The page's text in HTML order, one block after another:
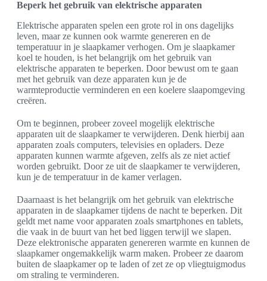
Beperk het gebruik van elektrische apparaten
Elektrische apparaten spelen een grote rol in ons dagelijks
leven, maar ze kunnen ook warmte genereren en de
temperatuur in je slaapkamer verhogen. Om je slaapkamer
koel te houden, is het belangrijk om het gebruik van
elektrische apparaten te beperken. Door bewust om te gaan
met het gebruik van deze apparaten kun je de
warmteproductie verminderen en een koelere slaapomgeving
creëren.
Om te beginnen, probeer zoveel mogelijk elektrische
apparaten uit de slaapkamer te verwijderen. Denk hierbij aan
apparaten zoals computers, televisies en opladers. Deze
apparaten kunnen warmte afgeven, zelfs als ze niet actief
worden gebruikt. Door ze uit de slaapkamer te verwijderen,
kun je de temperatuur in de kamer verlagen.
Daarnaast is het belangrijk om het gebruik van elektrische
apparaten in de slaapkamer tijdens de nacht te beperken. Dit
geldt met name voor apparaten zoals smartphones en tablets,
die vaak in de buurt van het bed liggen terwijl we slapen.
Deze elektronische apparaten genereren warmte en kunnen de
slaapkamer ongemakkelijk warm maken. Probeer ze daarom
buiten de slaapkamer op te laden of zet ze op vliegtuigmodus
om straling te verminderen.